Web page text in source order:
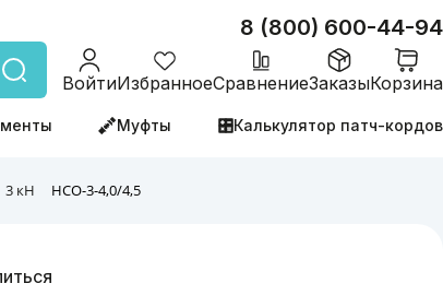
8 (800) 600-44-94
ВойтиИзбранноеСравнениеЗаказыКорзина
Муфты Калькулятор патч-кордов
3 кН НСО-3-4,0/4,5